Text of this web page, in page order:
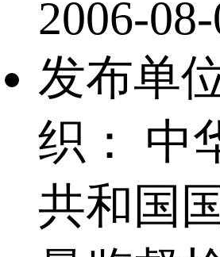
2006-
发布单
织： 中
共和国